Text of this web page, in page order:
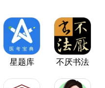
星题库 不厌书法